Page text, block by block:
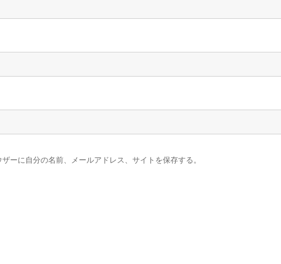
ーに自分の名前、メールアドレス、サイトを保存する。